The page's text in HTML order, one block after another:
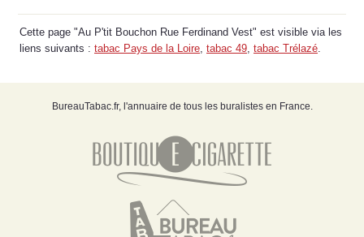
Cette page "Au P'tit Bouchon Rue Ferdinand Vest" est visible via les
liens suivants : tabac Pays de la Loire tabac 49 tabac Trélazé
BureauTabac.fr, l'annuaire de tous les buralistes en France.